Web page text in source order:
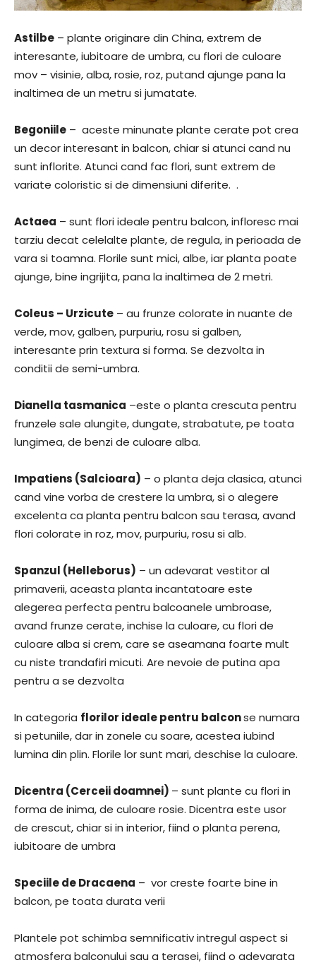
Astilbe – plante originare din China, extrem de
interesante, iubitoare de umbra, cu flori de culoare
mov – visinie, alba, rosie, roz, putand ajunge pana la
inaltimea de un metru si jumatate.
Begoniile – aceste minunate plante cerate pot crea
un decor interesant in balcon, chiar si atunci cand nu
sunt inflorite. Atunci cand fac flori, sunt extrem de
variate coloristic si de dimensiuni diferite. .
Actaea – sunt flori ideale pentru balcon, infloresc mai
tarziu decat celelalte plante, de regula, in perioada de
vara si toamna. Florile sunt mici, albe, iar planta poate
ajunge, bine ingrijita, pana la inaltimea de 2 metri.
Coleus – Urzicute – au frunze colorate in nuante de
verde, mov, galben, purpuriu, rosu si galben,
interesante prin textura si forma. Se dezvolta in
conditii de semi-umbra.
Dianella tasmanica –este o planta crescuta pentru
frunzele sale alungite, dungate, strabatute, pe toata
lungimea, de benzi de culoare alba.
Impatiens (Salcioara) – o planta deja clasica, atunci
cand vine vorba de crestere la umbra, si o alegere
excelenta ca planta pentru balcon sau terasa, avand
flori colorate in roz, mov, purpuriu, rosu si alb.
Spanzul (Helleborus) – un adevarat vestitor al
primaverii, aceasta planta incantatoare este
alegerea perfecta pentru balcoanele umbroase,
avand frunze cerate, inchise la culoare, cu flori de
culoare alba si crem, care se aseamana foarte mult
cu niste trandafiri micuti. Are nevoie de putina apa
pentru a se dezvolta
In categoria florilor ideale pentru balconse numara
si petuniile, dar in zonele cu soare, acestea iubind
lumina din plin. Florile lor sunt mari, deschise la culoare.
Dicentra (Cerceii doamnei) – sunt plante cu flori in
forma de inima, de culoare rosie. Dicentra este usor
de crescut, chiar si in interior, fiind o planta perena,
iubitoare de umbra
Speciile de Dracaena – vor creste foarte bine in
balcon, pe toata durata verii
Plantele pot schimba semnificativ intregul aspect si
atmosfera balconului sau a terasei, fiind o adevarata